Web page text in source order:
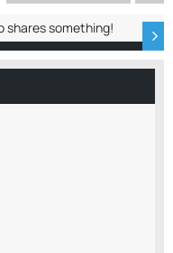
ACTIVITY
shares something!